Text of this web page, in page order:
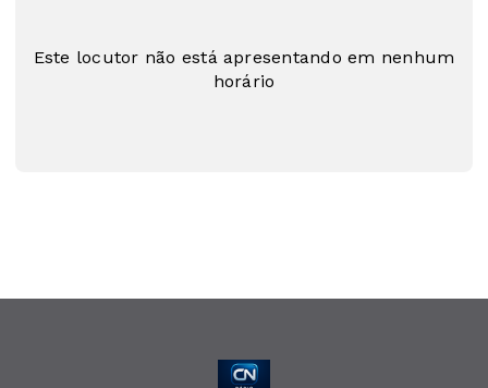
Este locutor não está apresentando em nenhum
horário